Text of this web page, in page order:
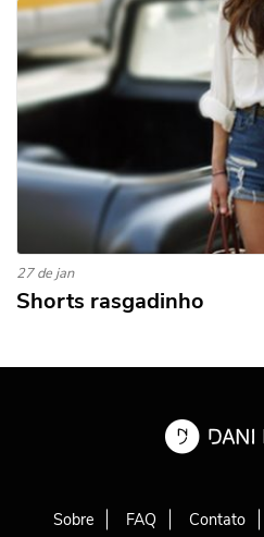
27 de jan
Shorts rasgadinho
Sobre FAQ Contato